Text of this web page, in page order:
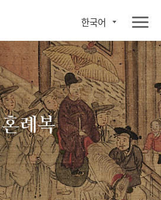
한국어
혼례복